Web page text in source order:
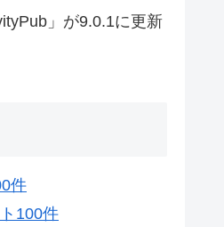
」が9.0.1に更新
件
100件